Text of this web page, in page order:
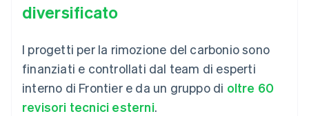
diversificato
I progetti per la rimozione del carbonio sono
finanziati e controllati dal team di esperti
interno di Frontier e da un gruppo di oltre 60
revisori tecnici esterni.